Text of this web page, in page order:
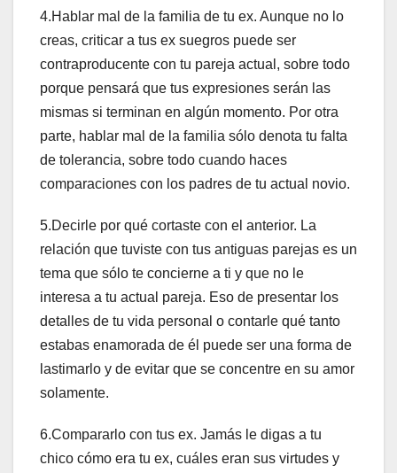
4.Hablar mal de la familia de tu ex. Aunque no lo
creas, criticar a tus ex suegros puede ser
contraproducente con tu pareja actual, sobre todo
porque pensará que tus expresiones serán las
mismas si terminan en algún momento. Por otra
parte, hablar mal de la familia sólo denota tu falta
de tolerancia, sobre todo cuando haces
comparaciones con los padres de tu actual novio.
5.Decirle por qué cortaste con el anterior. La
relación que tuviste con tus antiguas parejas es un
tema que sólo te concierne a ti y que no le
interesa a tu actual pareja. Eso de presentar los
detalles de tu vida personal o contarle qué tanto
estabas enamorada de él puede ser una forma de
lastimarlo y de evitar que se concentre en su amor
solamente.
6.Compararlo con tus ex. Jamás le digas a tu
chico cómo era tu ex, cuáles eran sus virtudes y